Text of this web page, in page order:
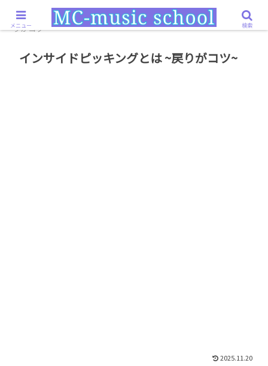
ホーム 奏法・練習
インサイドピッキングとは ~戻
りがコツ~
インサイドピッキングとは ~戻りがコツ~
2025.11.20
メニュー 検索